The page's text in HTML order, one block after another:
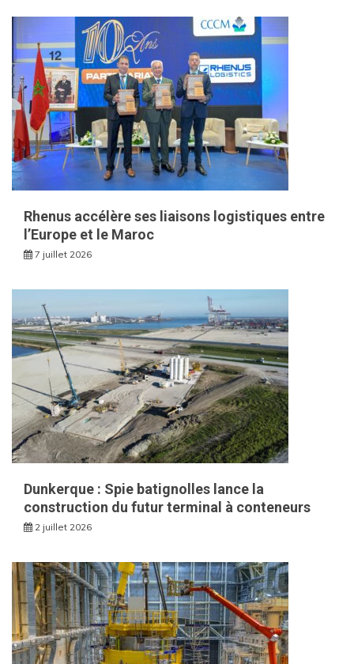
Rhenus accélère ses liaisons logistiques entre
l’Europe et le Maroc
7 juillet 2026
Dunkerque : Spie batignolles lance la
construction du futur terminal à conteneurs
2 juillet 2026